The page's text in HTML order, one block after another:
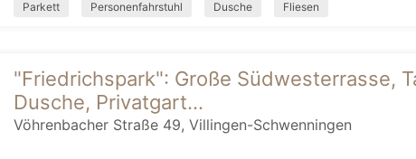
Parkett Personenfahrstuhl Dusche Fliesen
"Friedrichspark": Große Südwesterrasse,
Dusche, Privatgart...
Vöhrenbacher Straße 49, Villingen-Schwenningen